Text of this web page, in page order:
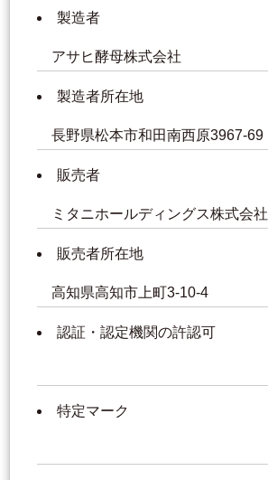
製造者
アサヒ酵母株式会社
製造者所在地
長野県松本市和田南西原3967-69
販売者
ミタニホールディングス株式会社
販売者所在地
高知県高知市上町3-10-4
認証・認定機関の許認可
特定マーク